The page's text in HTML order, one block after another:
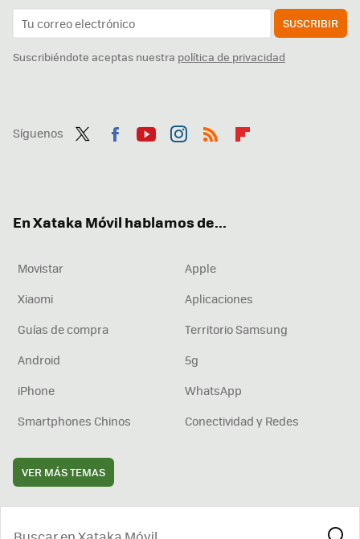
SUSCRIBIR
Suscribiéndote aceptas nuestra política de privacidad
Síguenos
En Xataka Móvil hablamos de...
Movistar
Apple
Xiaomi
Aplicaciones
Guías de compra
Territorio Samsung
Android
5g
iPhone
WhatsApp
Smartphones Chinos
Conectividad y Redes
VER MÁS TEMAS